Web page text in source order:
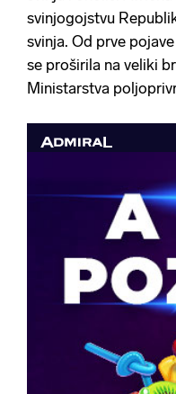
svinjogojstvu
svinja. Od prve
se proširila na veliki
Ministarstva